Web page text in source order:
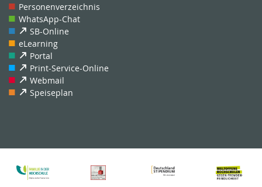
Personenverzeichnis
WhatsApp-Chat
SB-Online
eLearning
Portal
Print-Service-Online
Webmail
Speiseplan